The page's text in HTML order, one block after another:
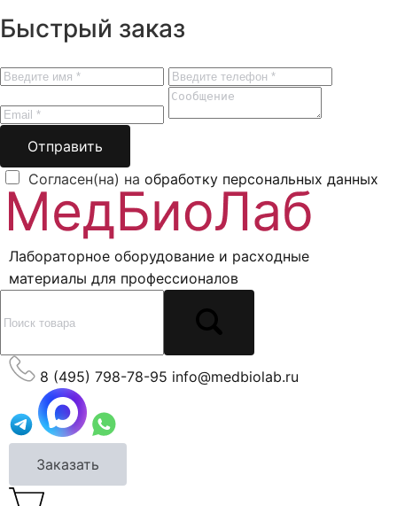
Быстрый заказ
Отправить
Согласен(на) на обработку персональных данных
Лабораторное оборудование и расходные
материалы для профессионалов
8 (495) 798-78-95 info@medbiolab.ru
Заказать